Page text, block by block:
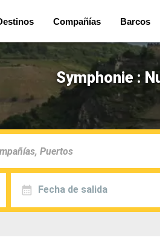
Compañías Barcos
Symphonie :
Fecha de salida